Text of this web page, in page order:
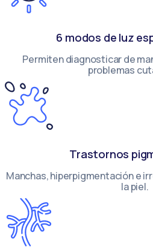
6 modos de luz
Permiten diagnosticar de
problemas
Trastornos
Manchas, hiperpigmentación e
la piel.